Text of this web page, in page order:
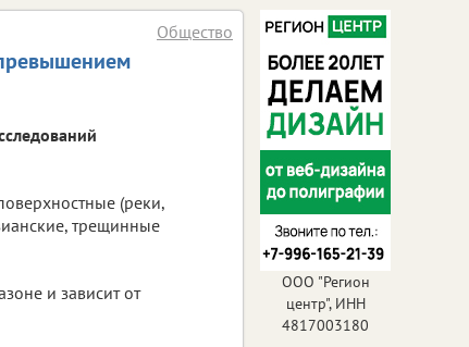
Общество
(реки,
трещинные
и зависит от
ООО "Регион
центр", ИНН
4817003180